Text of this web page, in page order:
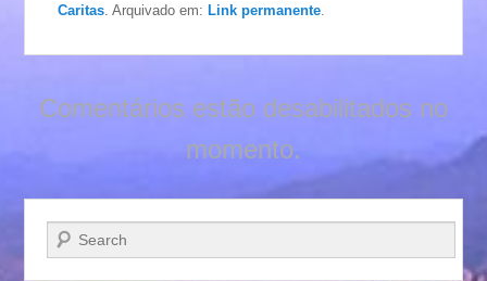
Caritas . Arquivado em:Link permanente
Comentários estão desabilitados no
momento.
Pesquisar…